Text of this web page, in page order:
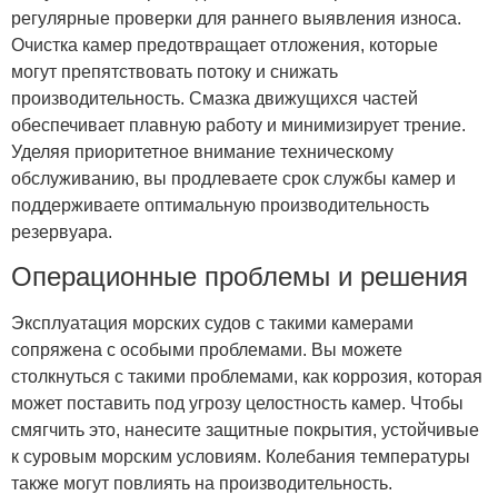
регулярные проверки для раннего выявления износа.
Очистка камер предотвращает отложения, которые
могут препятствовать потоку и снижать
производительность. Смазка движущихся частей
обеспечивает плавную работу и минимизирует трение.
Уделяя приоритетное внимание техническому
обслуживанию, вы продлеваете срок службы камер и
поддерживаете оптимальную производительность
резервуара.
Операционные проблемы и решения
Эксплуатация морских судов с такими камерами
сопряжена с особыми проблемами. Вы можете
столкнуться с такими проблемами, как коррозия, которая
может поставить под угрозу целостность камер. Чтобы
смягчить это, нанесите защитные покрытия, устойчивые
к суровым морским условиям. Колебания температуры
также могут повлиять на производительность.